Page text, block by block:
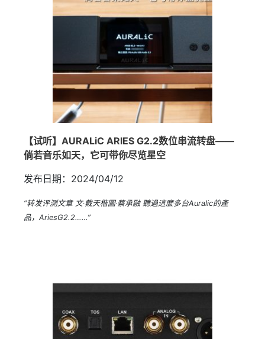
【试听】AURALiC ARIES G2.2数位串流转盘——
倘若音乐如天，它可带你尽览星空
发布日期：2024/04/12
“转发评测文章 文‧戴天楷圖‧蔡承融 聽過這麼多台Auralic的產
品，AriesG2.2……”